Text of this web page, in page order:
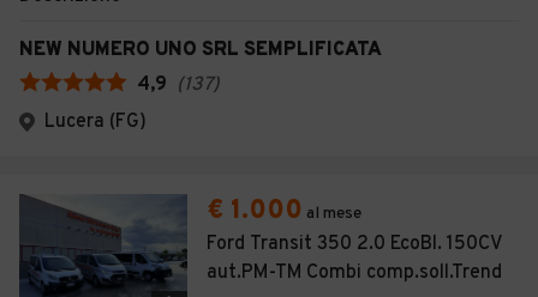
NEW NUMERO UNO SRL SEMPLIFICATA
4,9 (137)
Lucera (FG)
€ 1.000 al mese
Ford Transit 350 2.0 EcoBl. 150CV
aut.PM-TM Combi comp.soll.Trend